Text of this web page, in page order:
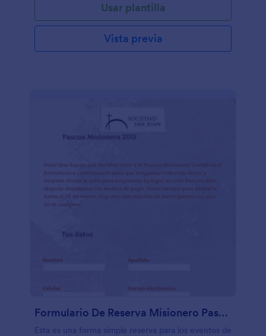
Usar plantilla
Vista previa
Formulario De Reserva Misionero Pascua
Esta es una forma simple reserva para los eventos de